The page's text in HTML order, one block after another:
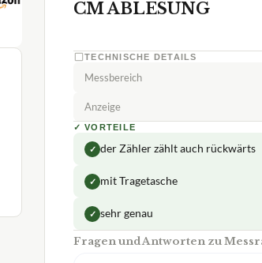
CM ABLESUNG
TECHNISCHE DETAILS
Messbereich
Anzeige
✓ VORTEILE
✓ der Zähler zählt auch rückwärts
✓ mit Tragetasche
✓ sehr genau
Fragen und Antworten zu